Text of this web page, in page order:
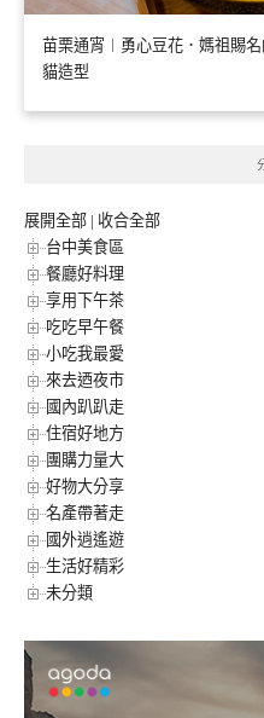
苗栗通宵︱勇心豆花．媽祖賜
貓造型
展開全部 | 收合全部
台中美食區
餐廳好料理
享用下午茶
吃吃早午餐
小吃我最愛
來去迺夜市
國內趴趴走
住宿好地方
團購力量大
好物大分享
名產帶著走
國外逍遙遊
生活好精彩
未分類